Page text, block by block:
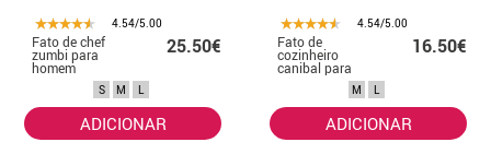
4.54/5.00
Fato de chef
zumbi para
homem
25.50€
S M L
ADICIONAR
4.54/5.00
Fato de
cozinheiro
canibal para
16.50€
M L
ADICIONAR